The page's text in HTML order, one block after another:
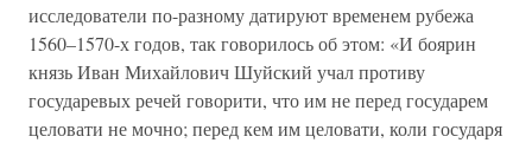
исследователи по-разному датируют временем рубежа
1560–1570-х годов, так говорилось об этом: «И боярин
князь Иван Михайлович Шуйский учал противу
государевых речей говорити, что им не перед государем
целовати не мочно; перед кем им целовати, коли государя